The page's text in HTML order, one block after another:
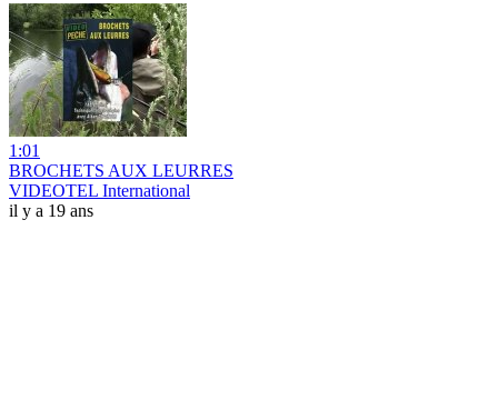
1:01
BROCHETS AUX LEURRES
VIDEOTEL International
il y a 19 ans